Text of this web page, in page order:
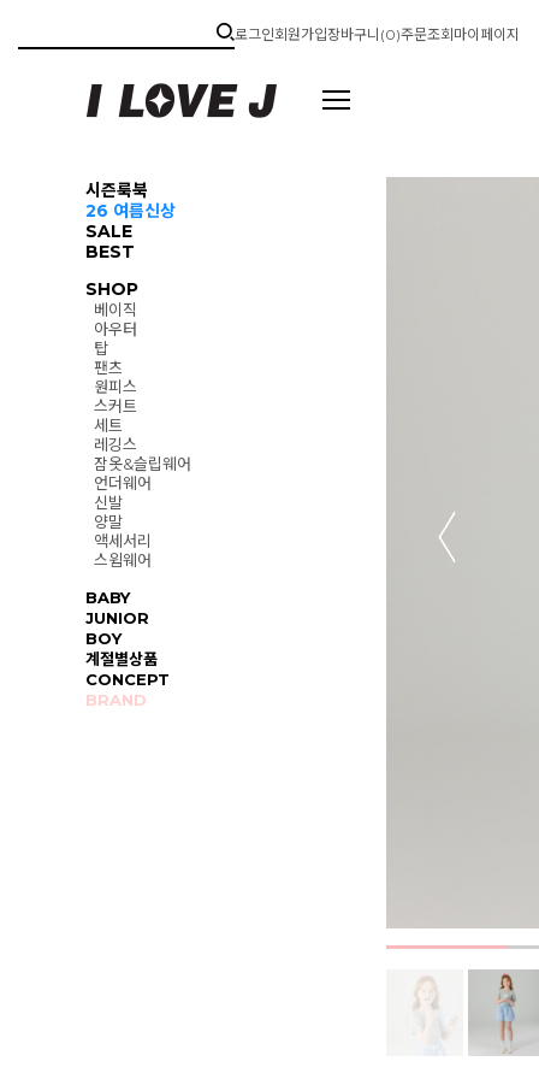
로그인회원가입장바구니(0)주문조회마이페이지
시즌룩북
26 여름신상
SALE
BEST
SHOP
베이직
아우터
탑
팬츠
원피스
스커트
세트
레깅스
잠옷&슬립웨어
언더웨어
신발
양말
액세서리
스윔웨어
BABY
JUNIOR
BOY
계절별상품
CONCEPT
BRAND